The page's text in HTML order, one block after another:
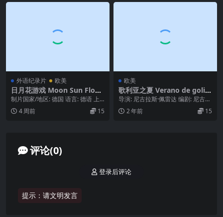
外语纪录片 欧美
日月花游戏 Moon Sun Flow
er Game.2008.mp4
制片国家/地区: 德国 语言: 德语 上
映日期: 2008 IMDb: tt13...
4 周前 15
欧美
歌利亚之夏 Verano de goliat
(2010)
导演: 尼古拉斯·佩雷达 编剧: 尼古拉
斯·佩雷达 主演: 加维诺·罗德里格
斯 ...2 年前 15
评论(0)
提示：请文明发言
登录后评论